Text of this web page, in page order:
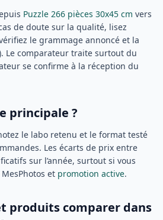
Puzzle 266 pièces 30x45 cm vers
de doute sur la qualité, lisez
le grammage annoncé et la
Le comparateur traite surtout du
se confirme à la réception du
principale ?
le labo retenu et le format testé
Les écarts de prix entre
sur l’année, surtout si vous
et promotion active.
produits comparer dans